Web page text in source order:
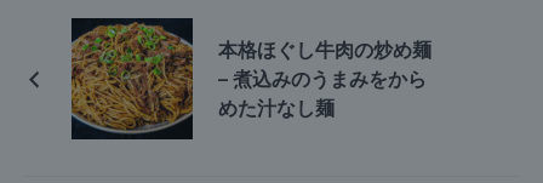
本格ほぐし牛肉の炒め麺
– 煮込みのうまみをから
めた汁なし麺